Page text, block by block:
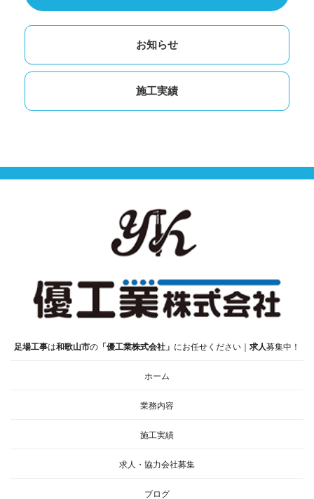
お知らせ
施工実績
足場工事は和歌山市の 「優工業株式会社」 にお任せください｜ 求人募集中！
ホーム
業務内容
施工実績
求人・協力会社募集
ブログ